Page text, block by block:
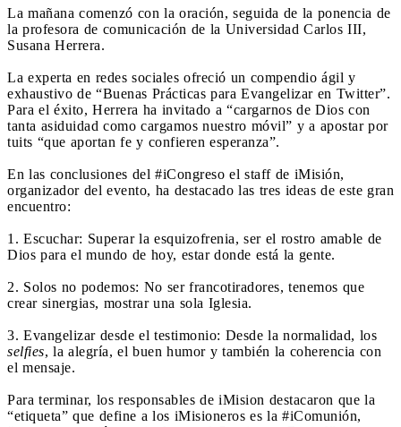
La mañana comenzó con la oración, seguida de la ponencia de
la profesora de comunicación de la Universidad Carlos III,
Susana Herrera.
La experta en redes sociales ofreció un compendio ágil y
exhaustivo de “Buenas Prácticas para Evangelizar en Twitter”.
Para el éxito, Herrera ha invitado a “cargarnos de Dios con
tanta asiduidad como cargamos nuestro móvil” y a apostar por
tuits “que aportan fe y confieren esperanza”.
En las conclusiones del #iCongreso el staff de iMisión,
organizador del evento, ha destacado las tres ideas de este gran
encuentro:
1. Escuchar: Superar la esquizofrenia, ser el rostro amable de
Dios para el mundo de hoy, estar donde está la gente.
2. Solos no podemos: No ser francotiradores, tenemos que
crear sinergias, mostrar una sola Iglesia.
3. Evangelizar desde el testimonio: Desde la normalidad, los
selfies, la alegría, el buen humor y también la coherencia con
el mensaje.
Para terminar, los responsables de iMision destacaron que la
“etiqueta” que define a los iMisioneros es la #iComunión,